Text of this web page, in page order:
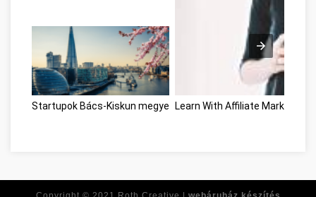
Startupok Bács-Kiskun megye Learn With Affiliate Marketing